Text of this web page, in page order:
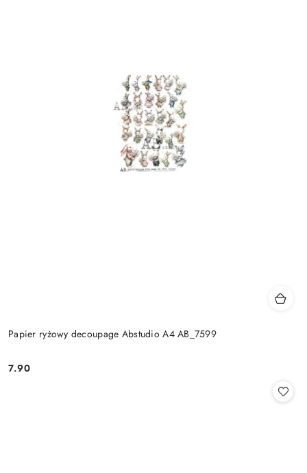
Papier ryżowy decoupage Abstudio A4 AB_7599
Cena:
7.90